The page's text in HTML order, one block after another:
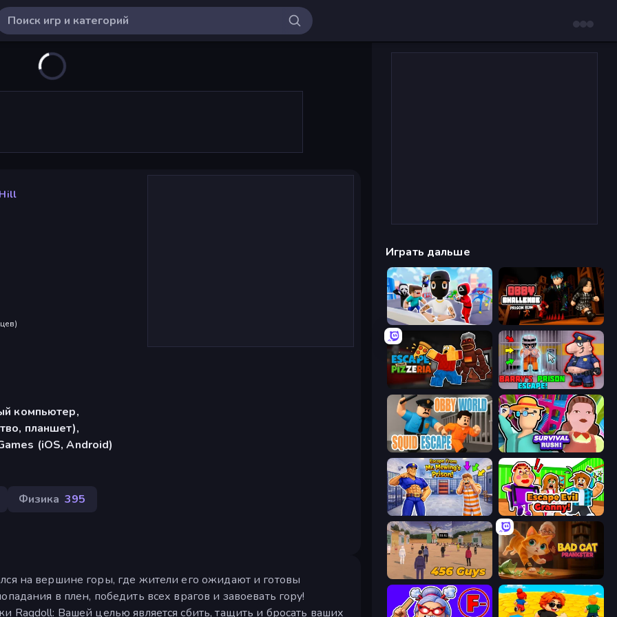
)
компьютер,
планшет),
(iOS, Android)
Физика 395
на вершине горы, где жители его ожидают и готовы
в плен, победить всех врагов и завоевать гору!
Ragdoll: Вашей целью является сбить, тащить и бросать ваших
Играть дальше
Obby Challenge: Prison Run
Escape From Pizzeria Barry's Prison Escape!
Survival Rush!
Escape From Mr.Meawing's Prison! Escape Evil Granny!
456 Guys Bad Cat Prankster